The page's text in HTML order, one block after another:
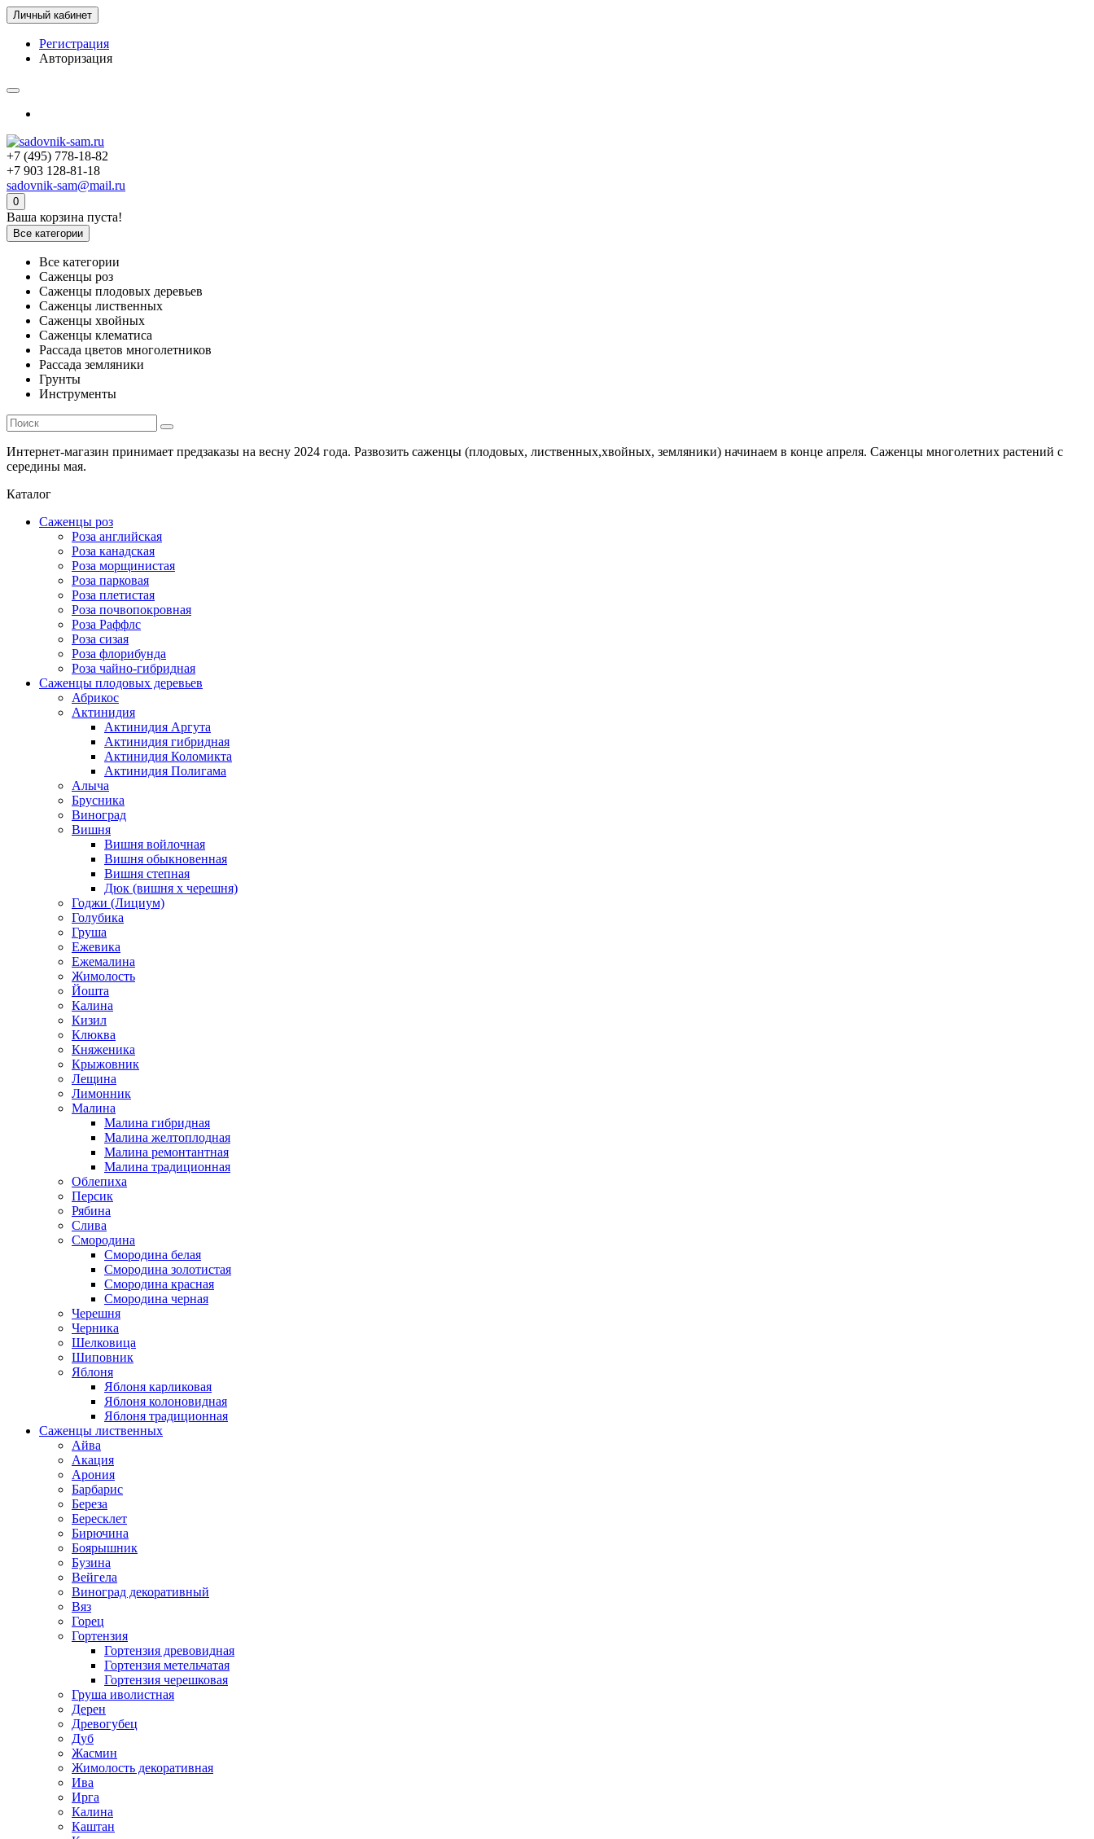
Личный кабинет
Регистрация
Авторизация
+7 (495) 778-18-82
+7 903 128-81-18
sadovnik-sam@mail.ru
0
Ваша корзина пуста!
Все категории
Все категории
Саженцы роз
Саженцы плодовых деревьев
Саженцы лиственных
Саженцы хвойных
Саженцы клематиса
Рассада цветов многолетников
Рассада земляники
Грунты
Инструменты
Интернет-магазин принимает предзаказы на весну 2024 года. Развозить саженцы (плодовых, лиственных,хвойных, земляники) начинаем в конце апреля. Саженцы многолетних растений с
середины мая.
Каталог
Саженцы роз
Роза английская
Роза канадская
Роза морщинистая
Роза парковая
Роза плетистая
Роза почвопокровная
Роза Раффлс
Роза сизая
Роза флорибунда
Роза чайно-гибридная
Саженцы плодовых деревьев
Абрикос
Актинидия
Актинидия Аргута
Актинидия гибридная
Актинидия Коломикта
Актинидия Полигама
Алыча
Брусника
Виноград
Вишня
Вишня войлочная
Вишня обыкновенная
Вишня степная
Дюк (вишня х черешня)
Годжи (Лициум)
Голубика
Груша
Ежевика
Ежемалина
Жимолость
Йошта
Калина
Кизил
Клюква
Княженика
Крыжовник
Лещина
Лимонник
Малина
Малина гибридная
Малина желтоплодная
Малина ремонтантная
Малина традиционная
Облепиха
Персик
Рябина
Слива
Смородина
Смородина белая
Смородина золотистая
Смородина красная
Смородина черная
Черешня
Черника
Шелковица
Шиповник
Яблоня
Яблоня карликовая
Яблоня колоновидная
Яблоня традиционная
Саженцы лиственных
Айва
Акация
Арония
Барбарис
Береза
Бересклет
Бирючина
Боярышник
Бузина
Вейгела
Виноград декоративный
Вяз
Горец
Гортензия
Гортензия древовидная
Гортензия метельчатая
Гортензия черешковая
Груша иволистная
Дерен
Древогубец
Дуб
Жасмин
Жимолость декоративная
Ива
Ирга
Калина
Каштан